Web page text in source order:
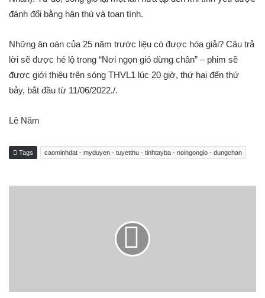
đánh đổi bằng hận thù và toan tính.
Những ân oán của 25 năm trước liệu có được hóa giải? Câu trả
lời sẽ được hé lộ trong “Nơi ngọn gió dừng chân” – phim sẽ
được giới thiệu trên sóng THVL1 lúc 20 giờ, thứ hai đến thứ
bảy, bắt đầu từ 11/06/2022./.
Lê Năm
Tags caominhdat - myduyen - tuyetthu - tinhtayba - noingongio - dungchan